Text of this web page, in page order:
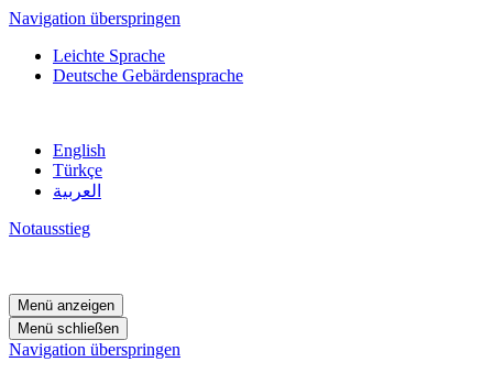
Navigation überspringen
Leichte Sprache
Deutsche Gebärdensprache
English
Türkçe
العربية
Notausstieg
Menü anzeigen
Menü schließen
Navigation überspringen